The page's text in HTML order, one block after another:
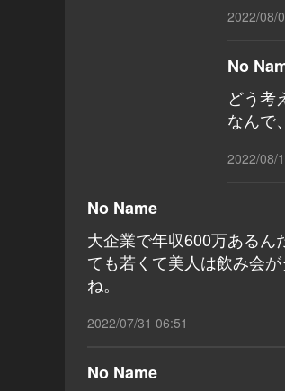
2022/08/
No
どう考
なんで
2022/08/
No Name
大企業で年収600万あるん
ても若くて美人は飲み会
ね。
2022/07/31 06:51
No Name